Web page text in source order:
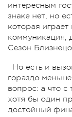
интересным
знаке нет, но
которая
коммуникация,
Сезон
Но есть и
гораздо
вопрос: а что с
хотя бы один
достойный